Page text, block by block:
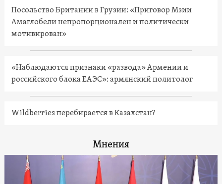
Посольство Британии в Грузии: «Приговор Мзии
Амаглобели непропорционален и политически
мотивирован»
«Наблюдаются признаки «развода» Армении и
российского блока ЕАЭС»: армянский политолог
Wildberries перебирается в Казахстан?
Мнения